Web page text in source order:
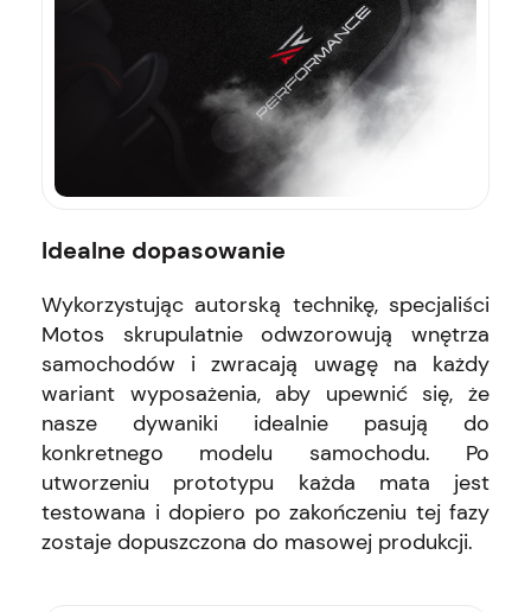
Idealne dopasowanie
Wykorzystując autorską technikę, specjaliści
Motos skrupulatnie odwzorowują wnętrza
samochodów i zwracają uwagę na każdy
wariant wyposażenia, aby upewnić się, że
nasze dywaniki idealnie pasują do
konkretnego modelu samochodu. Po
utworzeniu prototypu każda mata jest
testowana i dopiero po zakończeniu tej fazy
zostaje dopuszczona do masowej produkcji.